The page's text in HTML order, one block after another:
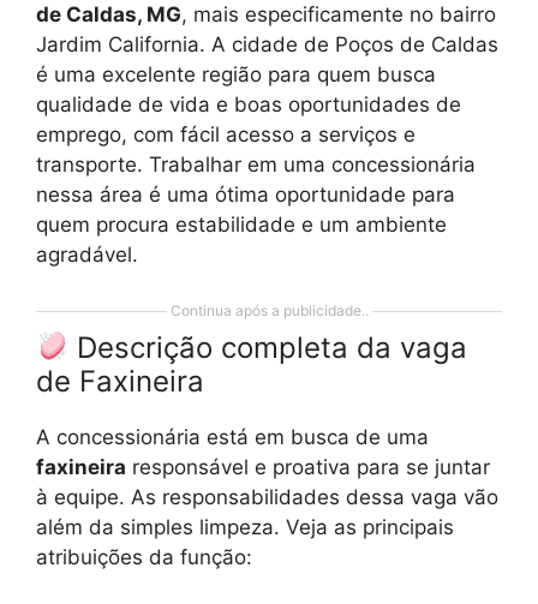
de Caldas, MG, mais especificamente no bairro
Jardim California. A cidade de Poços de Caldas
é uma excelente região para quem busca
qualidade de vida e boas oportunidades de
emprego, com fácil acesso a serviços e
transporte. Trabalhar em uma concessionária
nessa área é uma ótima oportunidade para
quem procura estabilidade e um ambiente
agradável.
Continua após a publicidade..
Descrição completa da vaga
de Faxineira
A concessionária está em busca de uma
faxineira responsável e proativa para se juntar
à equipe. As responsabilidades dessa vaga vão
além da simples limpeza. Veja as principais
atribuições da função: